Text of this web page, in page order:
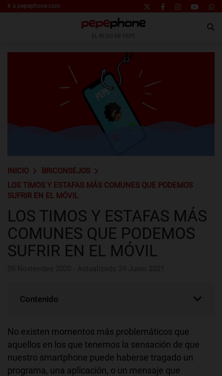
Ir a pepephone.com
INICIO
BRICONSEJOS
LOS TIMOS Y ESTAFAS MÁS COMUNES QUE PODEMOS
SUFRIR EN EL MÓVIL
LOS TIMOS Y ESTAFAS MÁS
COMUNES QUE PODEMOS
SUFRIR EN EL MÓVIL
Contenido
No existen momentos más problemáticos que
aquellos en los que tenemos la sensación de que
nuestro smartphone puede haberse tragado un
programa, una aplicación, o un mensaje que